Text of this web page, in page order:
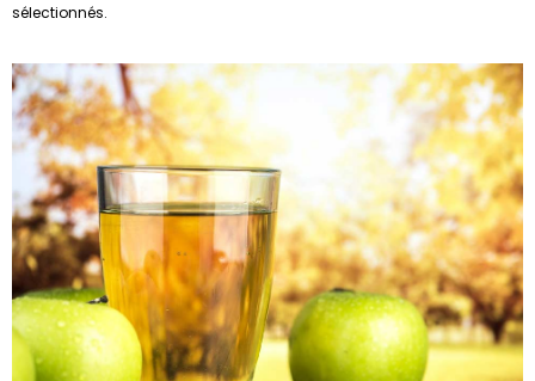
sélectionnés.